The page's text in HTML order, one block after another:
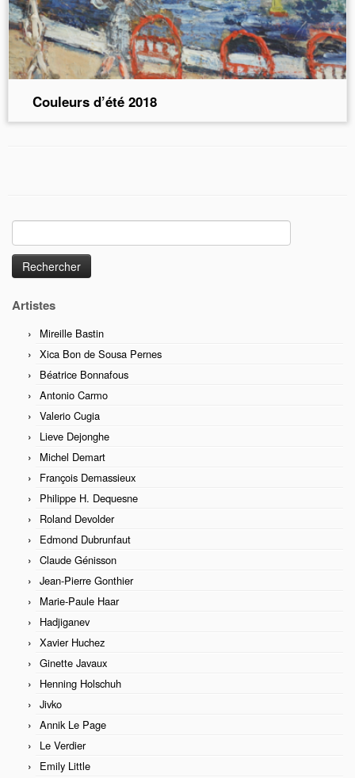
Couleurs d’été 2018
Artistes
Mireille Bastin
Xica Bon de Sousa Pernes
Béatrice Bonnafous
Antonio Carmo
Valerio Cugia
Lieve Dejonghe
Michel Demart
François Demassieux
Philippe H. Dequesne
Roland Devolder
Edmond Dubrunfaut
Claude Génisson
Jean-Pierre Gonthier
Marie-Paule Haar
Hadjiganev
Xavier Huchez
Ginette Javaux
Henning Holschuh
Jivko
Annik Le Page
Le Verdier
Emily Little